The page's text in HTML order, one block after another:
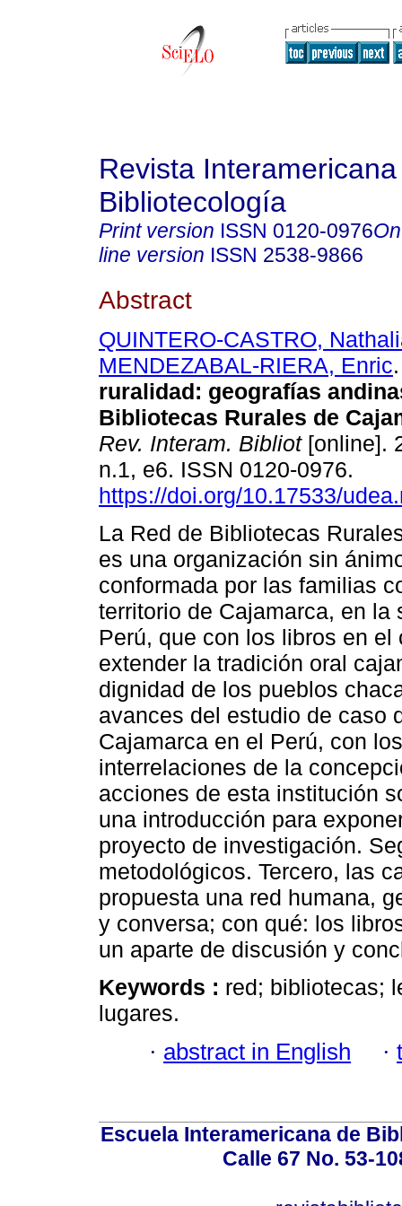
Revista
Bibliotecología
Print version ISSN 0120-0976
line version ISSN 2538-9866
Abstract
QUINTERO-CASTRO,
MENDEZABAL-RIERA, Enric.
ruralidad: geografías
Bibliotecas Rurales de
Rev. Interam. Bibliot[online].
n.1, e6. ISSN 0120-0976.
https://doi.org/10.17533/
La Red de Bibliotecas
es una organización sin
conformada por las familias
territorio de Cajamarca, en la
Perú, que con los libros en
extender la tradición oral
dignidad de los pueblos
avances del estudio de caso
Cajamarca en el Perú, con
interrelaciones de la
acciones de esta institución
una introducción para
proyecto de investigación.
metodológicos. Tercero, las
propuesta una red humana,
y conversa; con qué: los
un aparte de discusión y
Keywords : red; bibliotecas;
lugares.
· abstract in English ·
Escuela Interamericana de
Calle 67 No. 53-